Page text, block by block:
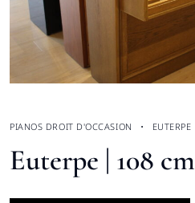
PIANOS DROIT D'OCCASION EUTERPE
Euterpe | 108 cm